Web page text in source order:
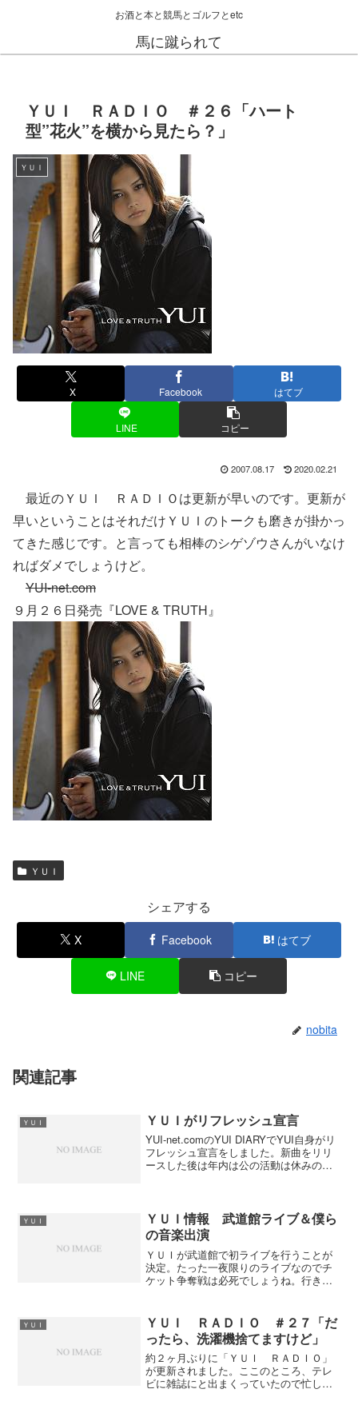
お酒と本と競馬とゴルフとetc
馬に蹴られて
ＹＵＩ ＲＡＤＩＯ ＃２６「ハート
型”花火”を横から見たら？」
ＹＵＩ
X Facebook はてブ
LINE コピー
2007.08.17 2020.02.21
最近のＹＵＩ ＲＡＤＩＯは更新が早いのです。更新が
早いということはそれだけＹＵＩのトークも磨きが掛かっ
てきた感じです。と言っても相棒のシゲゾウさんがいなけ
ればダメでしょうけど。
YUI-net.com
９月２６日発売『LOVE & TRUTH』
ＹＵＩ
シェアする
X Facebook はてブ
LINE コピー
nobita
関連記事
ＹＵＩ ＹＵＩがリフレッシュ宣言
YUI-net.comのYUI DIARYでYUI自身がリ
フレッシュ宣言をしました。新曲をリリ
ースした後は年内は公の活動は休みのよ
ＹＵＩ
ＹＵＩ情報 武道館ライブ＆僕ら
の音楽出演
ＹＵＩが武道館で初ライブを行うことが
決定。たった一夜限りのライブなのでチ
ケット争奪戦は必死でしょうね。行きた
（木）僕らの音楽に出演します。お相手
は映画「クローズド・ノー...
ＹＵＩ
ＹＵＩ ＲＡＤＩＯ ＃２７「だ
ったら、洗濯機捨てますけど」
約２ヶ月ぶりに「ＹＵＩ ＲＡＤＩＯ」
が更新されました。ここのところ、テレ
ビに雑誌にと出まくっていたので忙しか